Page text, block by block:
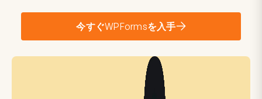
今すぐWPFormsを入手